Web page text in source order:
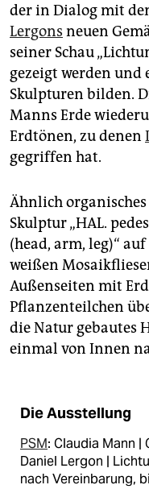
der in Dialog mit
Lergons neuen
seiner Schau
gezeigt werden und
Skulpturen bilden.
Manns Erde
Erdtönen, zu denen
gegriffen hat.
Ähnlich
Skulptur „HAL.
(head, arm, leg)“
weißen
Außenseiten mit
Pflanzenteilchen
die Natur gebautes
einmal von Innen
Die Ausstellung
PSM: Claudia Mann |
Daniel Lergon |
nach Vereinbarung,